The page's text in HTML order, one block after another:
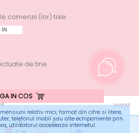
IN COS
0 0
comenzii (lor) tale.
IN
de tine
relativ mici, format din cifre si litere,
telefonul mobil sau alte echipamente prin
utilizatorul acceseaza internetul.